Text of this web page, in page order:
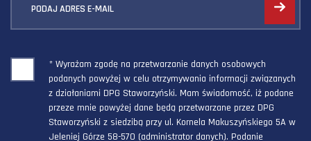
PODAJ ADRES E-MAIL
* Wyrażam zgodę na przetwarzanie danych osobowych
podanych powyżej w celu otrzymywania informacji związanych
z działaniami DPG Staworzyński. Mam świadomość, iż podane
przeze mnie powyżej dane będą przetwarzane przez DPG
Staworzyński z siedzibą przy ul. Kornela Makuszyńskiego 5A w
Jeleniej Górze 58-570 (administrator danych). Podanie